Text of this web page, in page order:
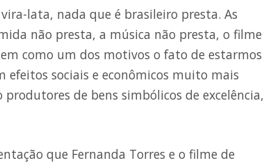
lata, nada que é brasileiro presta. As
não presta, a música não presta, o filme
como um dos motivos o fato de estarmos
efeitos sociais e econômicos muito mais
de bens simbólicos de excelência,
que Fernanda Torres e o filme de